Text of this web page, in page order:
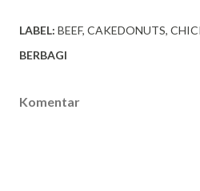
LABEL: BEEF CAKEDONUTS
BERBAGI
Komentar